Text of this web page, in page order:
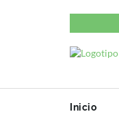
Inicio